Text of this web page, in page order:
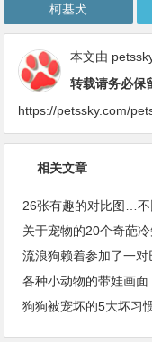
柯基犬
本文由
转载请务必保
https://petssky.com/
相关文章
26张有趣的对比图…不
关于宠物的20个奇葩
流浪狗赖着参加了一
各种小动物的带娃画
狗狗被宠坏的5大坏习